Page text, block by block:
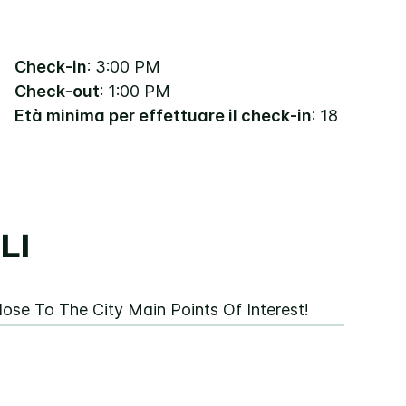
Check-in: 3:00 PM
Check-out: 1:00 PM
Età minima per effettuare il check-in: 18
To The City Main Points Of Interest!